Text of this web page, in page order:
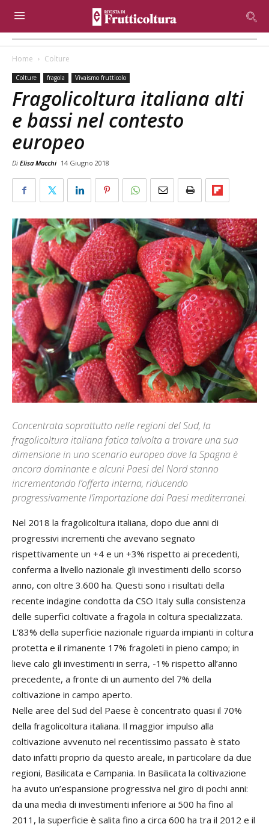
Home Colture
Colture fragola Vivaismo frutticolo
Fragolicoltura italiana alti
e bassi nel contesto
europeo
Di Elisa Macchi 14 Giugno 2018
Concentrata soprattutto nelle regioni del Sud, la
fragolicoltura italiana fatica talvolta a trovare una sua
dimensione in uno scenario europeo dove la Spagna è
ancora dominante e alcuni Paesi del Nord stanno
incrementando l’offerta interna, riducendo
progressivamente l’importazione dai Paesi mediterranei.
Nel 2018 la fragolicoltura italiana, dopo due anni di
progressivi incrementi che avevano segnato
rispettivamente un +4 e un +3% rispetto ai precedenti,
conferma a livello nazionale gli investimenti dello scorso
anno, con oltre 3.600 ha. Questi sono i risultati della
recente indagine condotta da CSO Italy sulla consistenza
delle superfici coltivate a fragola in coltura specializzata.
L’83% della superficie nazionale riguarda impianti in coltura
protetta e il rimanente 17% fragoleti in pieno campo; in
lieve calo gli investimenti in serra, -1% rispetto all’anno
precedente, a fronte di un aumento del 7% della
coltivazione in campo aperto.
Nelle aree del Sud del Paese è concentrato quasi il 70%
della fragolicoltura italiana. Il maggior impulso alla
coltivazione avvenuto nel recentissimo passato è stato
dato infatti proprio da questo areale, in particolare da due
regioni, Basilicata e Campania. In Basilicata la coltivazione
ha avuto un’espansione progressiva nel giro di pochi anni:
da una media di investimenti inferiore ai 500 ha fino al
2011, la superficie è salita fino a circa 600 ha tra il 2012 e il